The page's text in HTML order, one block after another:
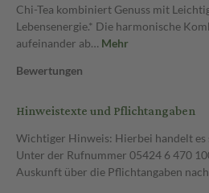
Chi-Tea kombiniert Genuss mit
Lebensenergie.* Die harmonische
aufeinander ab… Mehr
Bewertungen
Hinweistexte und Pflichtangaben
Wichtiger Hinweis: Hierbei handelt es
Unter der Rufnummer 05424 6 470
Auskunft über die Pflichtangaben